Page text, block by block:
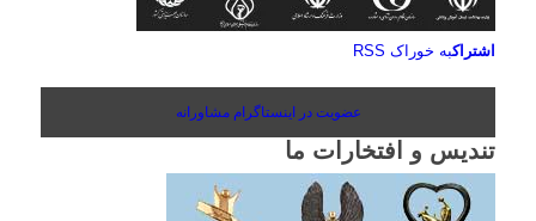
اشتراکبه خوراک RSS
عضویت در اینستاگرام مشاورانه
تندیس و افتخارات ما